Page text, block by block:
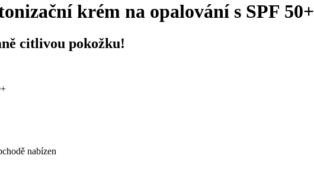
krém na opalování s SPF 50+
citlivou pokožku!
nabízen